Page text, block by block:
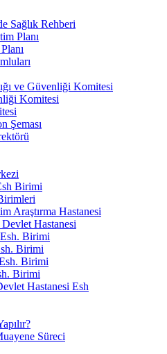
Sağlık Rehberi
Planı
ve Güvenliği Komitesi
Komitesi
Şeması
Birimi
Araştırma Hastanesi
Hastanesi
Birimi
Birimi
Birimi
Birimi
Hastanesi Esh
Süreci